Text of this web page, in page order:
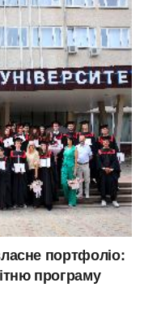
портфоліо:
програму